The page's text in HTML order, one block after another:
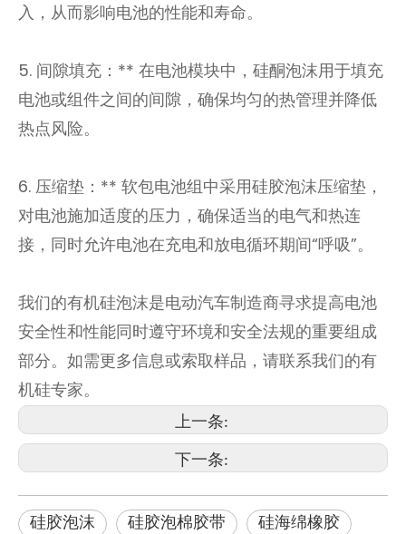
入，从而影响电池的性能和寿命。
5. 间隙填充：** 在电池模块中，硅酮泡沫用于填充
电池或组件之间的间隙，确保均匀的热管理并降低
热点风险。
6. 压缩垫：** 软包电池组中采用硅胶泡沫压缩垫，
对电池施加适度的压力，确保适当的电气和热连
接，同时允许电池在充电和放电循环期间“呼吸”。
我们的有机硅泡沫是电动汽车制造商寻求提高电池
安全性和性能同时遵守环境和安全法规的重要组成
部分。如需更多信息或索取样品，请联系我们的有
机硅专家。
上一条:
下一条:
硅胶泡沫 硅胶泡棉胶带 硅海绵橡胶